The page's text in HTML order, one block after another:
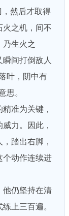
然后才取得
之机，间不
乃生火之
间打倒敌人
叶，阴中有
思。
准为关键，
力。因此，
踏出右脚，
个动作连续进
仍坚持在清
上三百遍。